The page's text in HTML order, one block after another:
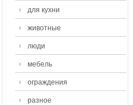
для кухни
животные
люди
мебель
ограждения
разное